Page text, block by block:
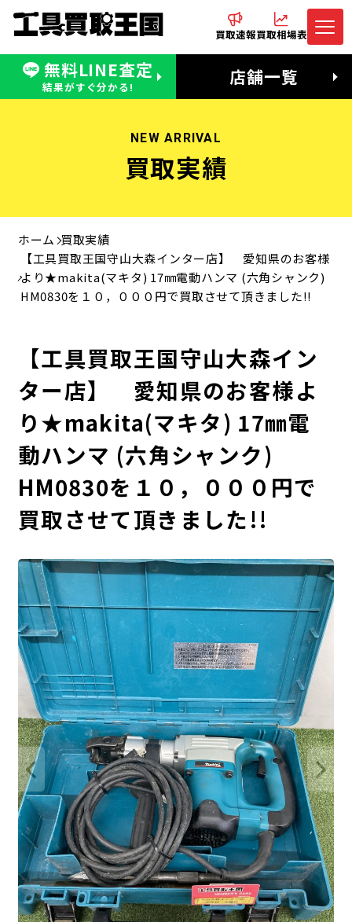
買取速報買取相場表
無料LINE査定
結果がすぐ分かる! 店舗一覧
無料LINE査定
受付：11:00〜19:00 木曜定休日
電話でお問合わせ
営業時間：11:00〜20:00
NEW ARRIVAL
買取実績
ホーム 買取実績
【工具買取王国守山大森インター店】 愛知県のお客様
より★makita(マキタ) 17㎜電動ハンマ (六角シャンク)
HM0830を１０，０００円で買取させて頂きました!!
【工具買取王国守山大森イン
ター店】 愛知県のお客様よ
り★makita(マキタ) 17㎜電
動ハンマ (六角シャンク)
HM0830を１０，０００円で
買取させて頂きました!!